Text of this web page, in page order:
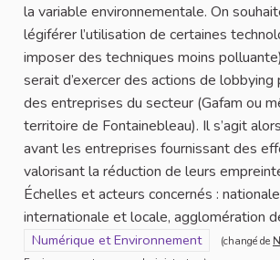
la variable environnementale. On
légiférer l’utilisation de certaines
imposer des techniques moins
serait d’exercer des actions de
des entreprises du secteur (Gafam ou
territoire de Fontainebleau). Il s’agit
avant les entreprises fournissant des
valorisant la réduction de leurs
Échelles et acteurs concernés :
internationale et locale, agglomération
Filtrer les résultats pour le secteur :
Numérique et Environnement (changé de